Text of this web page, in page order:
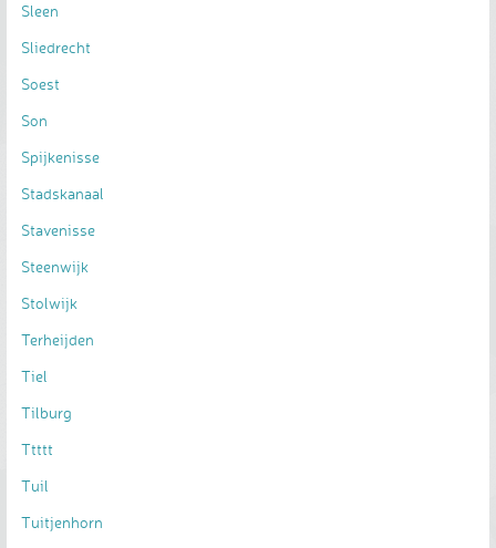
Sleen
Sliedrecht
Soest
Son
Spijkenisse
Stadskanaal
Stavenisse
Steenwijk
Stolwijk
Terheijden
Tiel
Tilburg
Ttttt
Tuil
Tuitjenhorn